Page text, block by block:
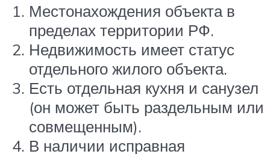
Местонахождения объекта в
пределах территории РФ.
Недвижимость имеет статус
отдельного жилого объекта.
Есть отдельная кухня и санузел
(он может быть раздельным или
совмещенным).
В наличии исправная